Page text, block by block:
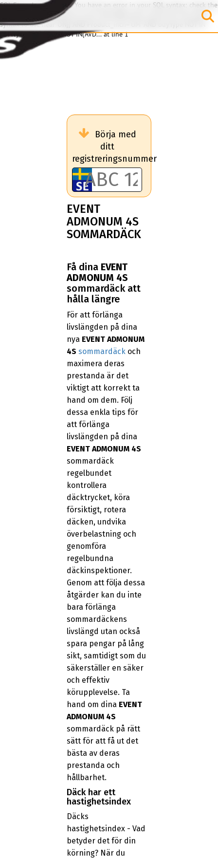
SQL Error: Invalid query: You have an error in your SQL syntax; check the
manual that corresponds to your MariaDB server version for the right
syntax to use near 'ON)) AND Product_inch='UM' AND buyType NOT IN
('OFR') AND buyType NOT IN('AVD...' at line 1
Börja med
ditt
registreringsnummer
EVENT
ADMONUM 4S
SOMMARDÄCK
Få dina EVENT
ADMONUM 4S
sommardäck att
hålla längre
För att förlänga
livslängden på dina
nya EVENT ADMONUM
4S sommardäck och
maximera deras
prestanda är det
viktigt att korrekt ta
hand om dem. Följ
dessa enkla tips för
att förlänga
livslängden på dina
EVENT ADMONUM 4S
sommardäck
regelbundet
kontrollera
däcktrycket, köra
försiktigt, rotera
däcken, undvika
överbelastning och
genomföra
regelbundna
däckinspektioner.
Genom att följa dessa
åtgärder kan du inte
bara förlänga
sommardäckens
livslängd utan också
spara pengar på lång
sikt, samtidigt som du
säkerställer en säker
och effektiv
körupplevelse. Ta
hand om dina EVENT
ADMONUM 4S
sommardäck på rätt
sätt för att få ut det
bästa av deras
prestanda och
hållbarhet.
Däck har ett
hastighetsindex
Däcks
hastighetsindex - Vad
betyder det för din
körning? När du